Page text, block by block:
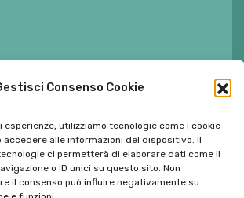
Consenso Cookie
esperienze, utilizziamo tecnologie come i cookie
accedere alle informazioni del dispositivo. Il
ci permetterà di elaborare dati come il
o ID unici su questo sito. Non
il consenso può influire negativamente su